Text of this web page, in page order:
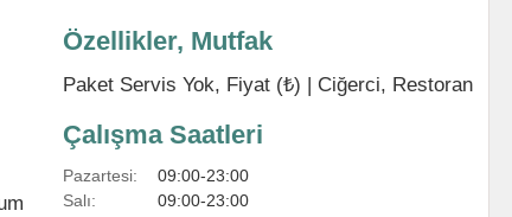
Özellikler, Mutfak
Paket Servis Yok, Fiyat (₺) | Ciğerci, Restoran
Çalışma Saatleri
Pazartesi:
09:00-23:00
Salı:
09:00-23:00